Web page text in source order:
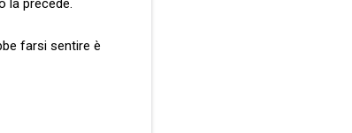
la precede.
farsi sentire è